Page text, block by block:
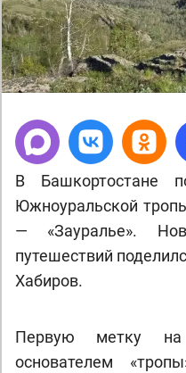
В Башкортостане
Южноуральской
— «Зауралье».
путешествий
Хабиров.
Первую метку
основателем